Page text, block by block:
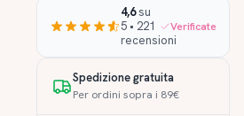
4,6su
5 • 221
recensioni
Verificate
Spedizione gratuita
Per ordini sopra i 89€